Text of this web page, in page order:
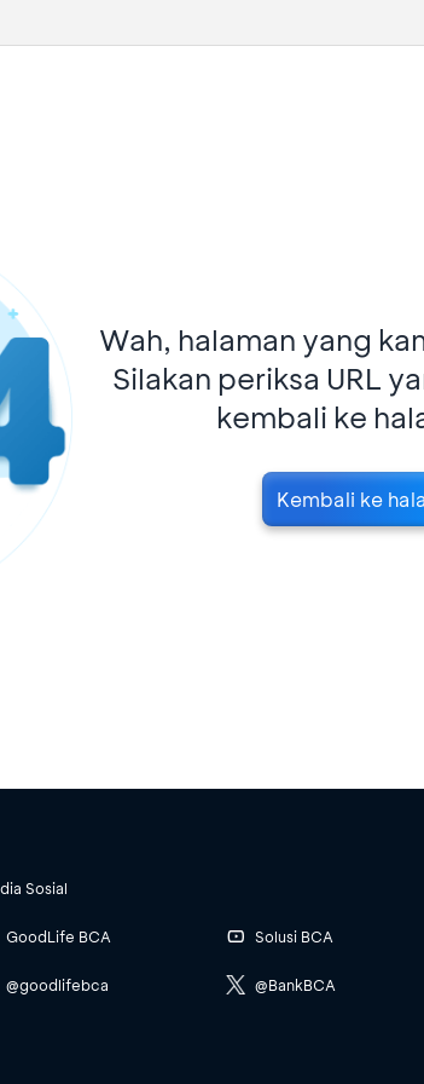
Wah, halaman yang
Silakan periksa URL
kembali ke
Kembali ke
Sosial
GoodLife BCA
@goodlifebca
Solusi BCA
@BankBCA